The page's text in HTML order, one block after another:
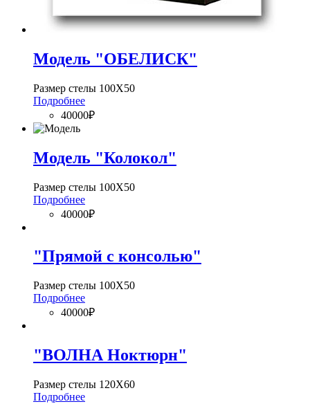
Модель "ОБЕЛИСК"
Размер стелы 100Х50
Подробнее
40000₽
Модель "Колокол"
Размер стелы 100Х50
Подробнее
40000₽
"Прямой с консолью"
Размер стелы 100Х50
Подробнее
40000₽
"ВОЛНА Ноктюрн"
Размер стелы 120Х60
Подробнее